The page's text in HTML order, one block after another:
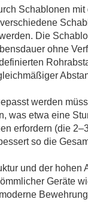
Schablonen
Die
ohne
werden
was etwa eine
erfordern (die
so die
und der
Geräte